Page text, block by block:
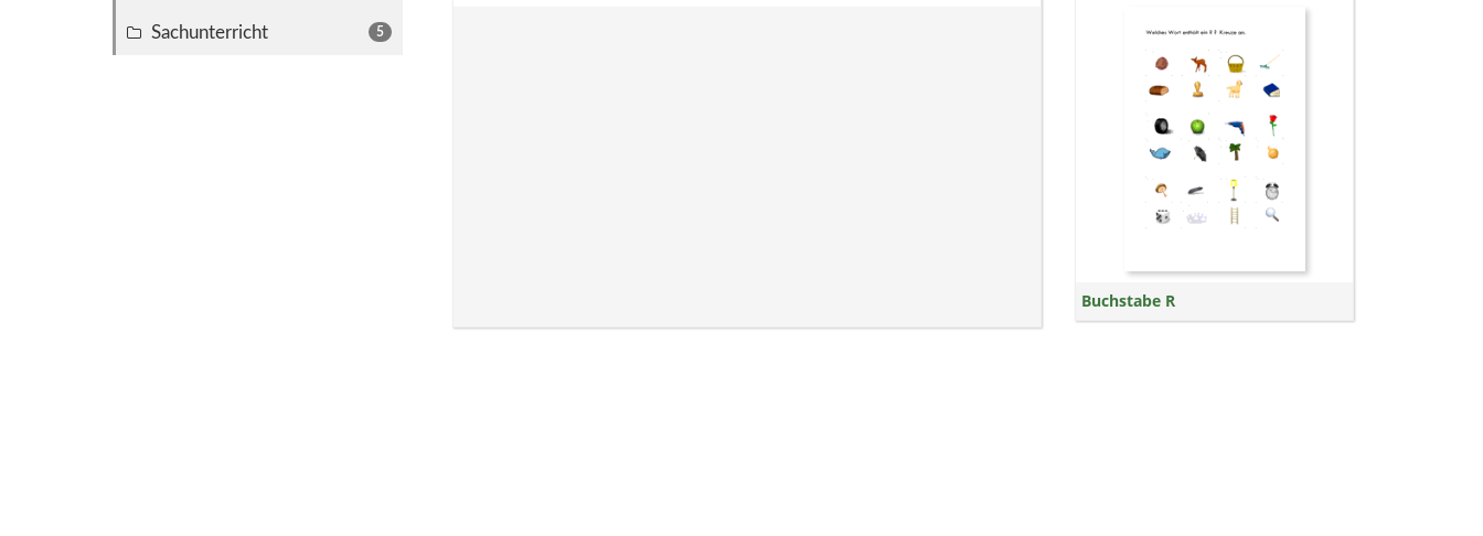
5
Sachunterricht
Buchstabe R